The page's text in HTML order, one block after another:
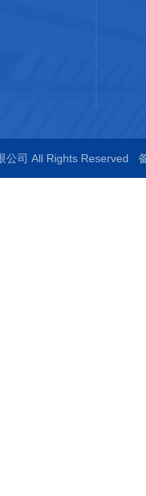
公司 All Rights Reserved